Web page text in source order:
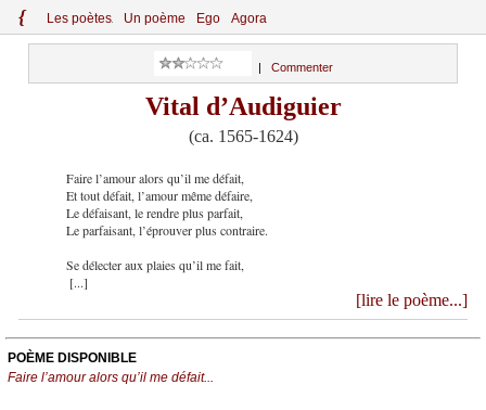
{ Les poètes Un poème Ego Agora
Commenter
Vital d’Audiguier
(ca. 1565-1624)
Faire l’amour alors qu’il me défait,
Et tout défait, l’amour même défaire,
Le défaisant, le rendre plus parfait,
Le parfaisant, l’éprouver plus contraire.
Se délecter aux plaies qu’il me fait,
[...]
[lire le poème...]
POÈME DISPONIBLE
Faire l’amour alors qu’il me défait...